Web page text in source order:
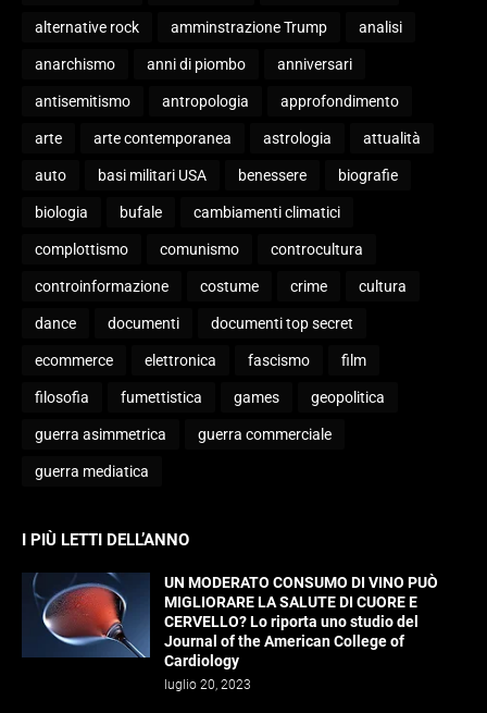
alternative rock amminstrazione Trump analisi
anarchismo anni di piombo anniversari
antisemitismo antropologia approfondimento
arte arte contemporanea astrologia attualità
auto basi militari USA benessere biografie
biologia bufale cambiamenti climatici
complottismo comunismo controcultura
controinformazione costume crime cultura
dance documenti documenti top secret
ecommerce elettronica fascismo film
filosofia fumettistica games geopolitica
guerra asimmetrica guerra commerciale
guerra mediatica
I PIÙ LETTI DELL’ANNO
UN MODERATO CONSUMO DI VINO PUÒ
MIGLIORARE LA SALUTE DI CUORE E
CERVELLO? Lo riporta uno studio del
Journal of the American College of
Cardiology
luglio 20, 2023